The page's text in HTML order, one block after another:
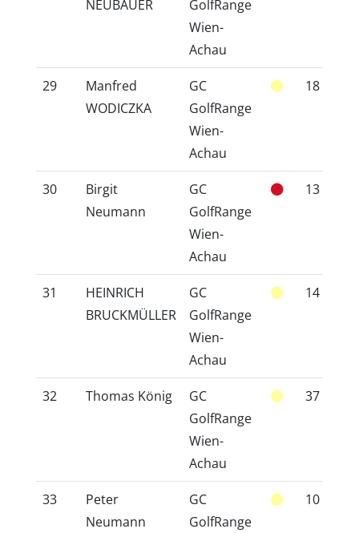
NEUBAUER
GolfRange
Wien-
Achau
29
Manfred
WODICZKA
GC
GolfRange
Wien-
Achau
18
30
Birgit
Neumann
GC
GolfRange
Wien-
Achau
13
31
HEINRICH
BRUCKMÜLLER
GC
GolfRange
Wien-
Achau
14
32 Thomas König
GC
GolfRange
Wien-
Achau
37
33
Peter
Neumann
GC
GolfRange
10